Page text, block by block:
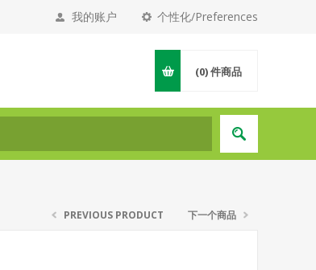
个性化/Preferences
我的账户
(0)件商品
PREVIOUS PRODUCT 下一个商品